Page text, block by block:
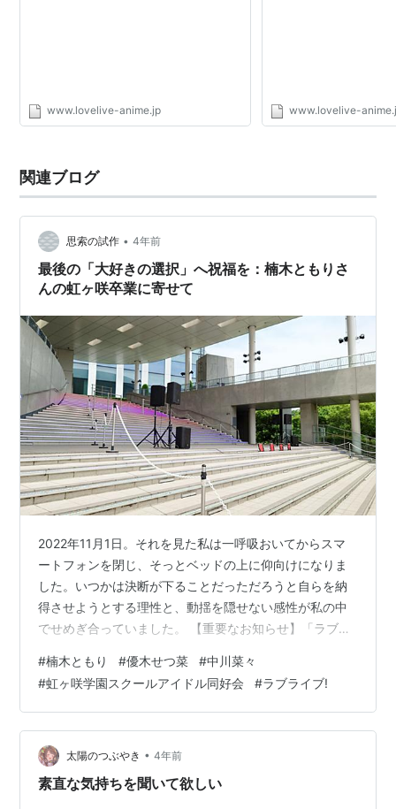
www.lovelive-anime.jp www.lovelive-
関連ブログ
思索の試作 • 4年前
最後の「大好きの選択」へ祝福を：楠木ともりさ
んの虹ヶ咲卒業に寄せて
2022年11月1日。それを見た私は一呼吸おいてからスマ
ートフォンを閉じ、そっとベッドの上に仰向けになりま
した。いつかは決断が下ることだっただろうと自らを納
得させようとする理性と、動揺を隠せない感性が私の中
でせめぎ合っていました。 【重要なお知らせ】「ラブラ
菜・中川菜々役 楠木ともり降板のご報告です。詳細はこ
ちらよりご確認ください。https://t.co/6kC7OqHyzvま
た、楠木ともり公式サイトはこちらよりご確認くださ
い。https://t.co/HefTdWHs91#lovelive #虹ヶ咲
pic.twitter.com/Qar9e…
#楠木ともり #優木せつ菜 #中川菜々
#虹ヶ咲学園スクールアイドル同好会 #ラブライブ!
太陽のつぶやき • 4年前
素直な気持ちを聞いて欲しい